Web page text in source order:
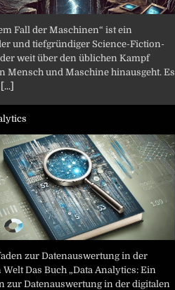
Fall der Maschinen“ ist ein
und tiefgründiger Science-Fiction-
weit über den üblichen Kampf
Mensch und Maschine hinausgeht. Es
[...]
zur Datenauswertung in der
Das Buch „Data Analytics: Ein
zur Datenauswertung in der digitalen